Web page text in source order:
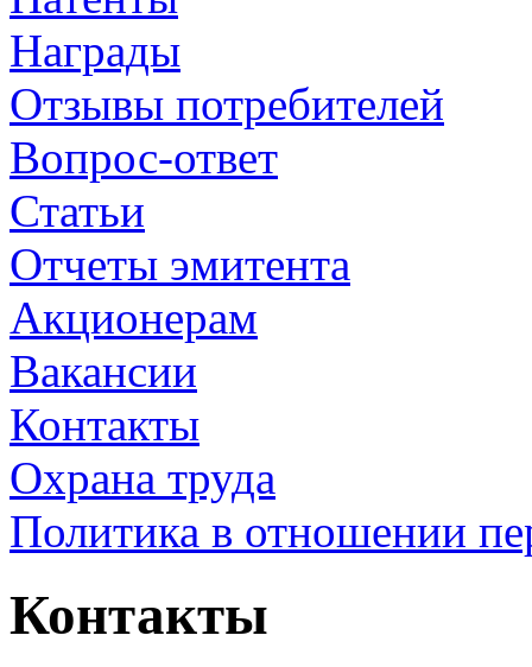
Награды
Отзывы потребителей
Вопрос-ответ
Статьи
Отчеты эмитента
Акционерам
Вакансии
Контакты
Охрана труда
Политика в отношении
Контакты